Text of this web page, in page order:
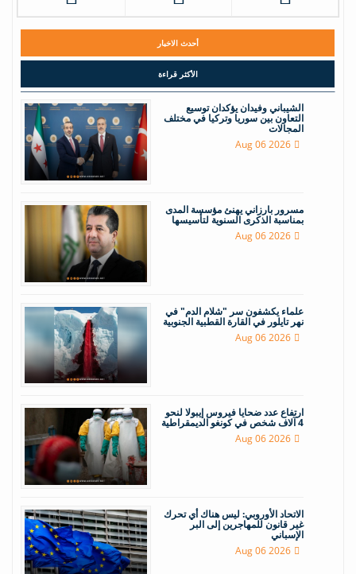
أحدث الاخبار
الأكثر قراءة
الشيباني وفيدان يؤكدان توسيع
التعاون بين سوريا وتركيا في مختلف
المجالات
Aug 06 2026
مسرور بارزاني يهنئ مؤسسة المدى
بمناسبة الذكرى السنوية لتأسيسها
Aug 06 2026
علماء يكشفون سر "شلام الدم" في
نهر تايلور في القارة القطبية الجنوبية
Aug 06 2026
ارتفاع عدد ضحايا فيروس إيبولا لنحو
4 آلاف شخص في كونغو الديمقراطية
Aug 06 2026
الاتحاد الأوروبي: ليس هناك أي تحرك
غير قانون للمهاجرين إلى البر
الإسباني
Aug 06 2026